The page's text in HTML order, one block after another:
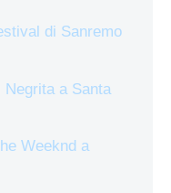
di Sanremo
a Santa
Weeknd a